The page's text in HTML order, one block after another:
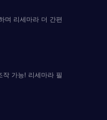
며 리세마라 더 간편
작 가능! 리세마라 필